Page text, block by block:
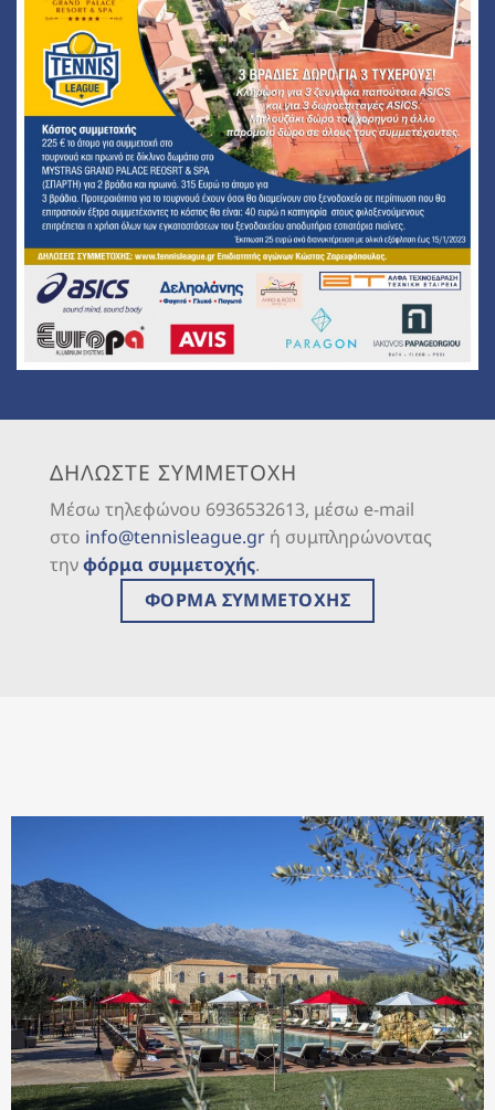
ΔΗΛΩΣΤΕ ΣΥΜΜΕΤΟΧΗ
Μέσω τηλεφώνου 6936532613, μέσω e-mail
στο info@tennisleague.gr ή συμπληρώνοντας
τηνφόρμα συμμετοχής.
ΦΟΡΜΑ ΣΥΜΜΕΤΟΧΗΣ